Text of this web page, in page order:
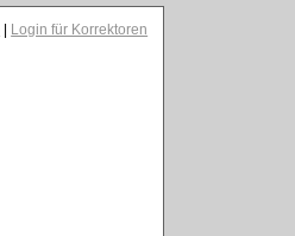
Login für Korrektoren